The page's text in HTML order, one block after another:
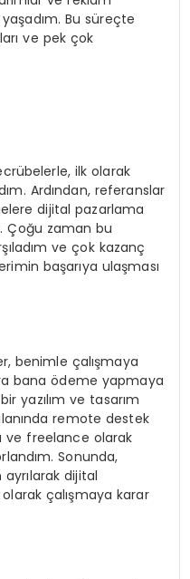
Bu süreçte
ve pek çok
ilk olarak
Ardından, referanslar
dijital pazarlama
Çoğu zaman bu
ve çok kazanç
başarıya ulaşması
benimle çalışmaya
bana ödeme yapmaya
yazılım ve tasarım
remote destek
ve freelance olarak
Sonunda,
dijital
çalışmaya karar